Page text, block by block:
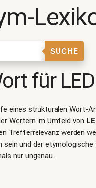
SUCHE
für LED
eines strukturalen Wort-
Wörtern im Umfeld von
Trefferrelevanz werden
und der
nur ungenau.